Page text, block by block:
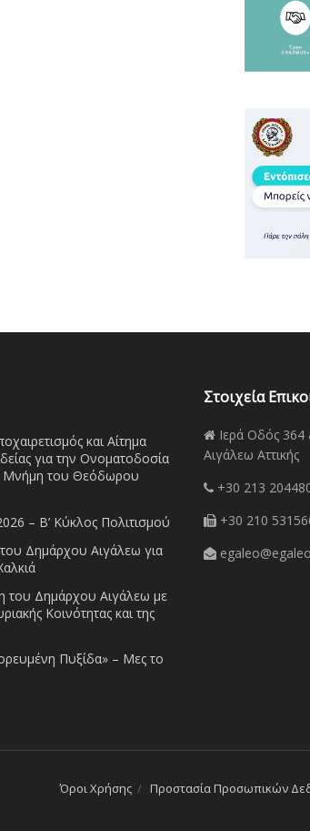
και Αίτημα
για την Ονοματοδοσία
Μνήμη του Θεόδωρου
– Β’ Κύκλος Πολιτισμού
Δημάρχου Αιγάλεω για
του Δημάρχου Αιγάλεω με
Κοινότητας και της
Πυξίδα» – Μες το
Στοιχεία
Ιερά Οδός
Αιγάλεω Αττικής
+30 213
+30 210
Όροι Χρήσης Προστασία Προσωπικών